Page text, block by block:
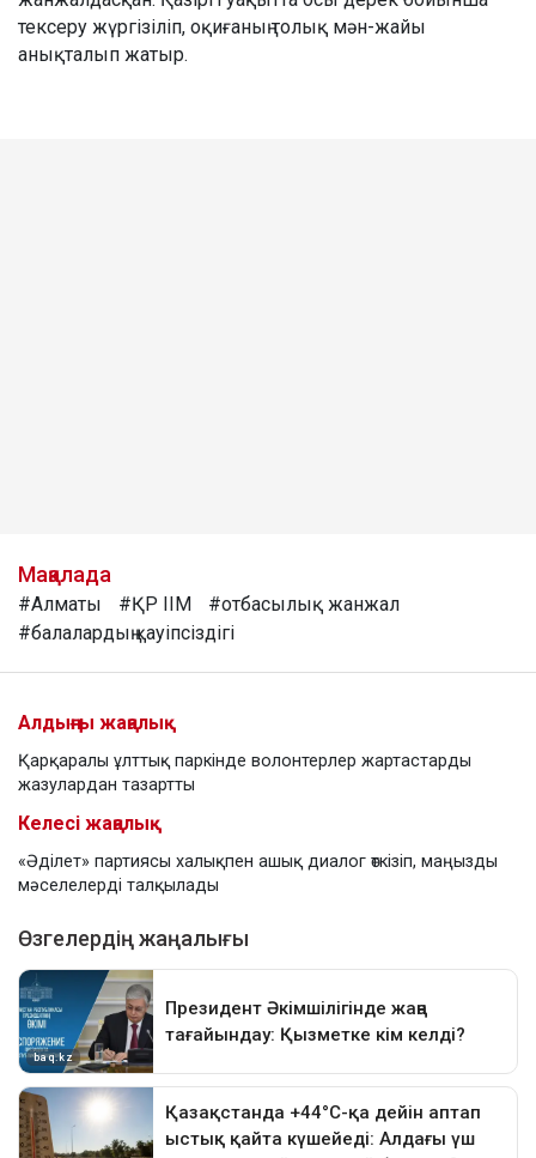
тексеру жүргізіліп, оқиғаның толық мән-жайы
анықталып жатыр.
Мақалада
#Алматы #ҚР ІІМ
#отбасылық жанжал
#балалардың қауіпсіздігі
Алдыңғы жаңалық
Қарқаралы ұлттық паркінде волонтерлер жартастарды
жазулардан тазартты
Келесі жаңалық
«Әділет» партиясы халықпен ашық диалог өткізіп, маңызды
мәселелерді талқылады